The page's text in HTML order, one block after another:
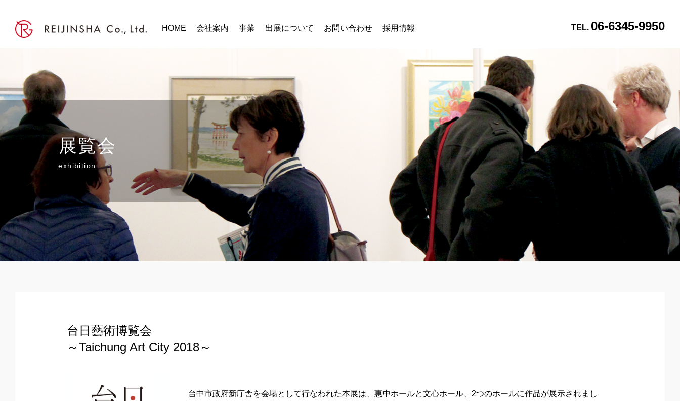
HOME 会社案内 事業 出展について お問い合わせ 採用情報 TEL. 06-6345-9950
展覧会
exhibition
台日藝術博覧会
～Taichung Art City 2018～
台中市政府新庁舎を会場として行なわれた本展は、惠中ホールと文心ホール、2つのホールに作品が展示されまし